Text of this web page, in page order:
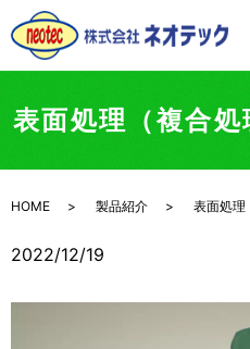
表面処理（複合
HOME 製品紹介 表面処理
2022/12/19